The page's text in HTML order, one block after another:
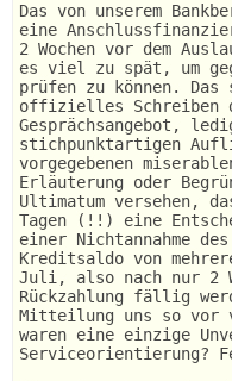
Das von unserem
eine
2 Wochen vor dem
es viel zu spät, um
prüfen zu können. Das
offizielles Schreiben
Gesprächsangebot,
stichpunktartigen
vorgegebenen
Erläuterung oder
Ultimatum versehen,
Tagen (!!) eine
einer Nichtannahme
Kreditsaldo von
Juli, also nach nur 2
Rückzahlung fällig
Mitteilung uns so vor
waren eine einzige
Serviceorientierung?